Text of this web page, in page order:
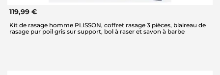
119,99 €
Kit de rasage homme PLISSON, coffret rasage 3 pièces, blaireau de
rasage pur poil gris sur support, bol à raser et savon à barbe